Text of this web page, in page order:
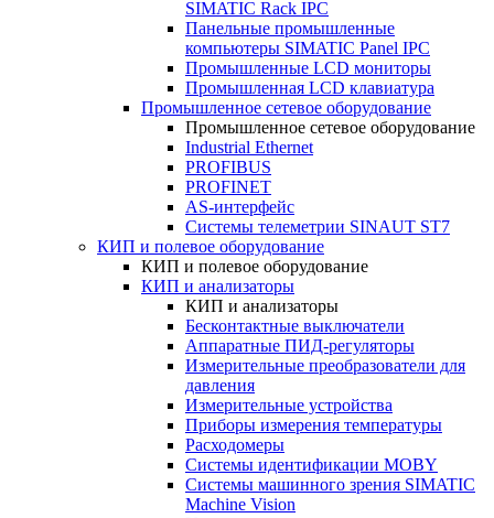
SIMATIC Rack IPC
Панельные промышленные
компьютеры SIMATIC Panel IPC
Промышленные LCD мониторы
Промышленная LCD клавиатура
Промышленное сетевое оборудование
Промышленное сетевое оборудование
Industrial Ethernet
PROFIBUS
PROFINET
AS-интерфейс
Системы телеметрии SINAUT ST7
КИП и полевое оборудование
КИП и полевое оборудование
КИП и анализаторы
КИП и анализаторы
Бесконтактные выключатели
Аппаратные ПИД-регуляторы
Измерительные преобразователи для
давления
Измерительные устройства
Приборы измерения температуры
Расходомеры
Системы идентификации MOBY
Системы машинного зрения SIMATIC
Machine Vision